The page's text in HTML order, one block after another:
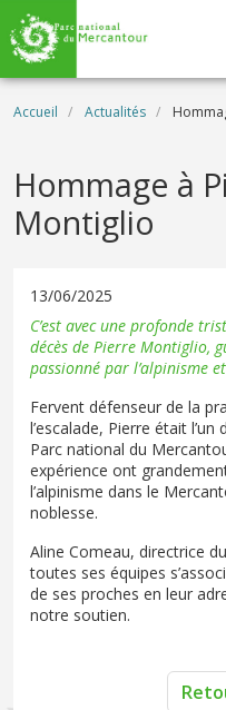
Aller au contenu principal
Fil d'Ariane
Accueil Actualités
Hommage à
Montiglio
13/06/2025
C’est avec une profonde
décès de Pierre Montiglio,
passionné par l’alpinisme
Fervent défenseur de la
l’escalade, Pierre était
Parc national du
expérience ont
l’alpinisme dans le
noblesse.
Aline Comeau, directrice
toutes ses équipes
de ses proches en leur
notre soutien.